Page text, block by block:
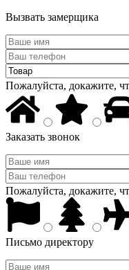
Вызвать замерщика
Пожалуйста, докажите,
Заказать звонок
Пожалуйста, докажите,
Письмо директору